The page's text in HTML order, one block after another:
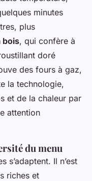
minutes
plus
bois, qui confère à
doré
des fours à gaz,
la technologie,
et de la chaleur par
attention
du menu
s’adaptent. Il n’est
riches et